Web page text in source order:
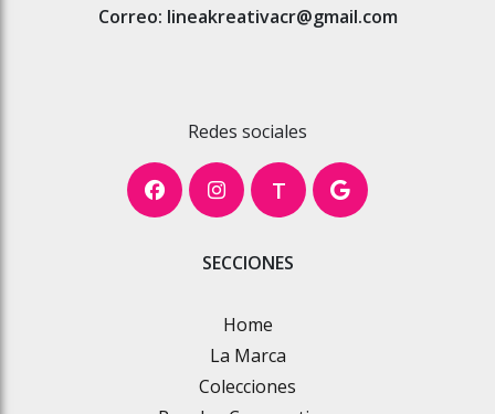
Correo: lineakreativacr@gmail.com
Redes sociales
T
SECCIONES
Home
La Marca
Colecciones